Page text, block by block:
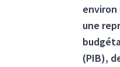
environ
une
(PIB),